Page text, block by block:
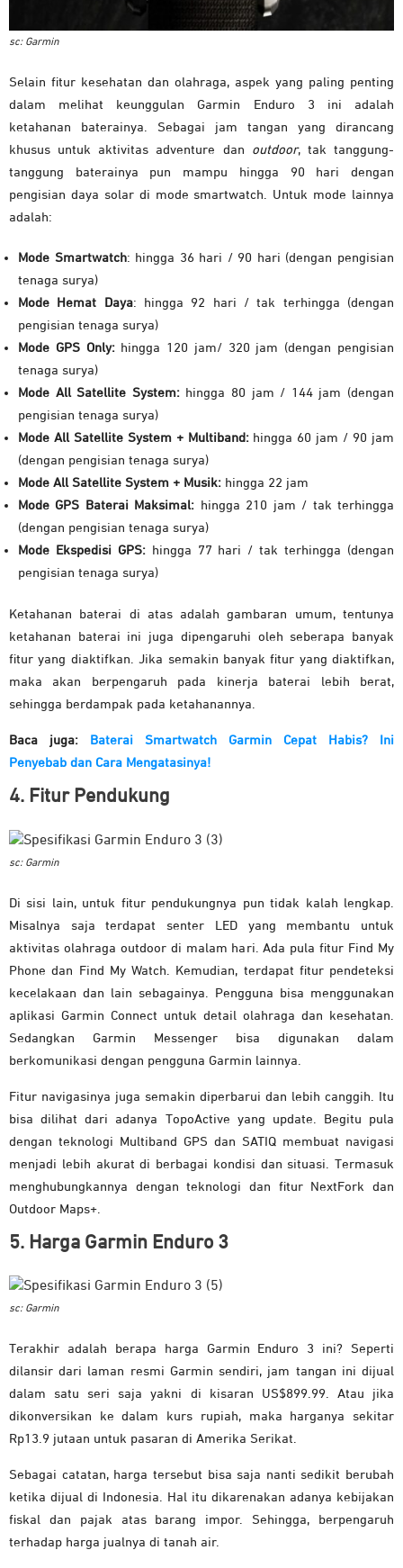
sc: Garmin
Selain fitur kesehatan dan olahraga, aspek yang paling penting
dalam melihat keunggulan Garmin Enduro 3 ini adalah
ketahanan baterainya. Sebagai jam tangan yang dirancang
khusus untuk aktivitas adventure dan outdoor, tak tanggung-
tanggung baterainya pun mampu hingga 90 hari dengan
pengisian daya solar di mode smartwatch. Untuk mode lainnya
adalah:
Mode Smartwatch: hingga 36 hari / 90 hari (dengan pengisian
tenaga surya)
Mode Hemat Daya: hingga 92 hari / tak terhingga (dengan
pengisian tenaga surya)
Mode GPS Only: hingga 120 jam/ 320 jam (dengan pengisian
tenaga surya)
Mode All Satellite System:hingga 80 jam / 144 jam (dengan
pengisian tenaga surya)
Mode All Satellite System + Multiband:hingga 60 jam / 90 jam
(dengan pengisian tenaga surya)
Mode All Satellite System + Musik: hingga 22 jam
Mode GPS Baterai Maksimal: hingga 210 jam / tak terhingga
(dengan pengisian tenaga surya)
Mode Ekspedisi GPS: hingga 77 hari / tak terhingga (dengan
pengisian tenaga surya)
Ketahanan baterai di atas adalah gambaran umum, tentunya
ketahanan baterai ini juga dipengaruhi oleh seberapa banyak
fitur yang diaktifkan. Jika semakin banyak fitur yang diaktifkan,
maka akan berpengaruh pada kinerja baterai lebih berat,
sehingga berdampak pada ketahanannya.
Baca juga:
Baterai Smartwatch Garmin Cepat Habis? Ini
Penyebab dan Cara Mengatasinya!
4. Fitur Pendukung
sc: Garmin
Di sisi lain, untuk fitur pendukungnya pun tidak kalah lengkap.
Misalnya saja terdapat senter LED yang membantu untuk
aktivitas olahraga outdoor di malam hari. Ada pula fitur Find My
Phone dan Find My Watch. Kemudian, terdapat fitur pendeteksi
kecelakaan dan lain sebagainya. Pengguna bisa menggunakan
aplikasi Garmin Connect untuk detail olahraga dan kesehatan.
Sedangkan Garmin Messenger bisa digunakan dalam
berkomunikasi dengan pengguna Garmin lainnya.
Fitur navigasinya juga semakin diperbarui dan lebih canggih. Itu
bisa dilihat dari adanya TopoActive yang update. Begitu pula
dengan teknologi Multiband GPS dan SATIQ membuat navigasi
menjadi lebih akurat di berbagai kondisi dan situasi. Termasuk
menghubungkannya dengan teknologi dan fitur NextFork dan
Outdoor Maps+.
5. Harga Garmin Enduro 3
sc: Garmin
Terakhir adalah berapa harga Garmin Enduro 3 ini? Seperti
dilansir dari laman resmi Garmin sendiri, jam tangan ini dijual
dalam satu seri saja yakni di kisaran US$899.99. Atau jika
dikonversikan ke dalam kurs rupiah, maka harganya sekitar
Rp13.9 jutaan untuk pasaran di Amerika Serikat.
Sebagai catatan, harga tersebut bisa saja nanti sedikit berubah
ketika dijual di Indonesia. Hal itu dikarenakan adanya kebijakan
fiskal dan pajak atas barang impor. Sehingga, berpengaruh
terhadap harga jualnya di tanah air.